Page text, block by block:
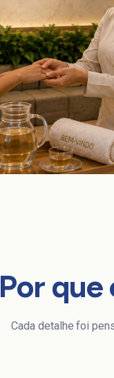
Por que
Cada detalhe foi